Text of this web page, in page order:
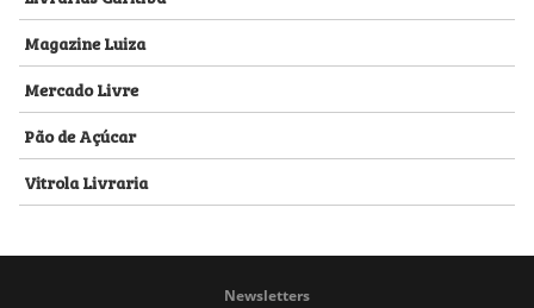
Magazine Luiza
Mercado Livre
Pão de Açúcar
Vitrola Livraria
Newsletters